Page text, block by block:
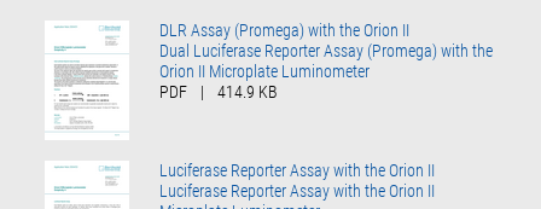
DLR Assay (Promega) with the Orion II
Dual Luciferase Reporter Assay (Promega) with the
Orion II Microplate Luminometer
PDF
| 414.9 KB
Luciferase Reporter Assay with the Orion II
Luciferase Reporter Assay with the Orion II